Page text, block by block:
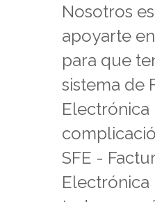
Nosotros
apoyarte
para que
sistema de
Electrónica
SFE -
Electrónica